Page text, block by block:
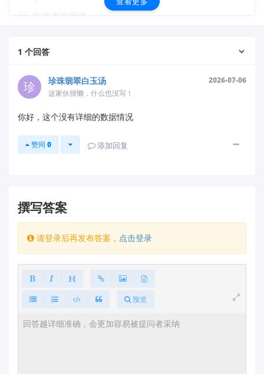
以下方式提交：
📧 发送详细需求至技术邮箱：support@hlktech.cn
（邮件标题请注明"HLK-RM65 PCIe等长设计咨询"）
我们的硬件工程师团队可为您提供：
PCIe接口的精确等长要求
对于高速接口设计，我们强烈建议在设计阶段与原厂技
术团队直接沟通，以确保设计符合信号完整性要求。您
也可以在我们的技术问答平台提问：
如有其他技术问题，欢迎随时联系！
1 个回答
珍珠翡翠白玉汤
2026-07-06
这家伙很懒，什么也没写！
你好，这个没有详细的数据情况
赞同 0 添加回复
撰写答案
请登录后再发布答案， 点击登录
预览